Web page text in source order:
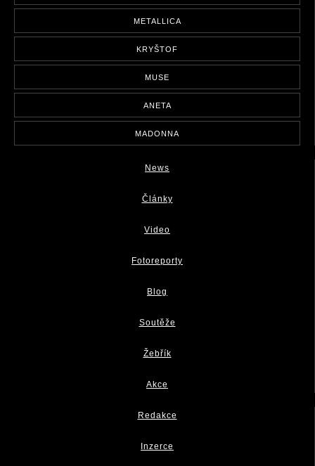
METALLICA
KRYŠTOF
MUSE
ANETA
MADONNA
News
Články
Video
Fotoreporty
Blog
Soutěže
Žebřík
Akce
Redakce
Inzerce